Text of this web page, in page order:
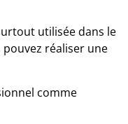
utilisée dans le
réaliser une
comme